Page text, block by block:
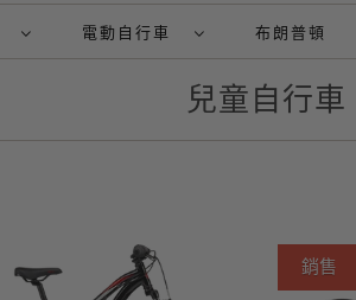
電動自行車 布朗普頓
兒童自行車
銷售